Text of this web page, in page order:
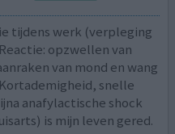
tijdens werk (verpleging
opzwellen van
van mond en wang
snelle
anafylactische shock
is mijn leven gered.